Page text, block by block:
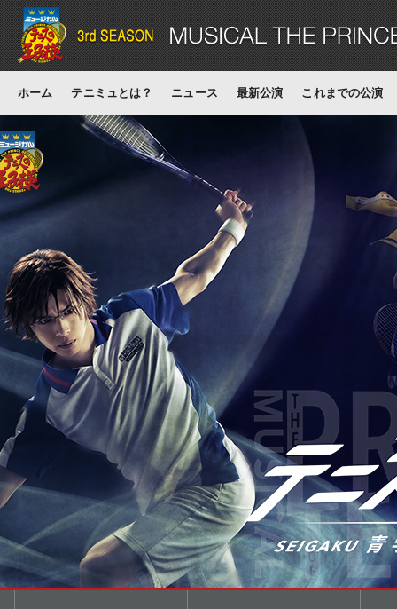
ホーム テニミュとは？ ニュース 最新公演 これまでの公演